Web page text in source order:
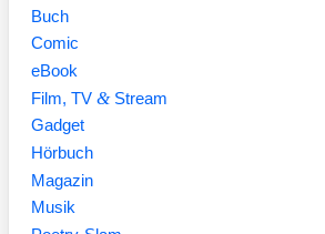
Buch
Comic
eBook
Film, TV&Stream
Gadget
Hörbuch
Magazin
Musik